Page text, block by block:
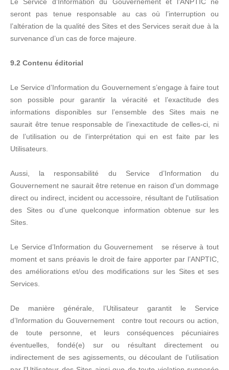
seront pas tenue responsable au cas où l’interruption ou
l’altération de la qualité des Sites et des Services serait due à la
survenance d’un cas de force majeure.
9.2 Contenu éditorial
Le Service d’Information du Gouvernement s’engage à faire tout
son possible pour garantir la véracité et l’exactitude des
informations disponibles sur l’ensemble des Sites mais ne
saurait être tenue responsable de l’inexactitude de celles-ci, ni
de l’utilisation ou de l’interprétation qui en est faite par les
Utilisateurs.
Aussi, la responsabilité du Service d’Information du
Gouvernement ne saurait être retenue en raison d'un dommage
direct ou indirect, incident ou accessoire, résultant de l'utilisation
des Sites ou d'une quelconque information obtenue sur les
Sites.
Le Service d’Information du Gouvernement se réserve à tout
moment et sans préavis le droit de faire apporter par l’ANPTIC,
des améliorations et/ou des modifications sur les Sites et ses
Services.
De manière générale, l’Utilisateur garantit le Service
d’Information du Gouvernement contre tout recours ou action,
de toute personne, et leurs conséquences pécuniaires
éventuelles, fondé(e) sur ou résultant directement ou
indirectement de ses agissements, ou découlant de l’utilisation